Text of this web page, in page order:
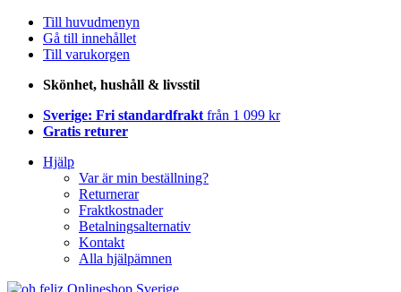
Till huvudmenyn
Gå till innehållet
Till varukorgen
Skönhet, hushåll & livsstil
Sverige: Fri standardfrakt från 1 099 kr
Gratis returer
Hjälp
Var är min beställning?
Returnerar
Fraktkostnader
Betalningsalternativ
Kontakt
Alla hjälpämnen